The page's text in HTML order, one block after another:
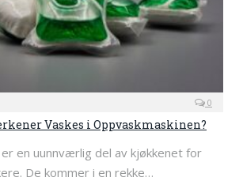
0
Vaskes i Oppvaskmaskinen?
en uunnværlig del av kjøkkenet for
De kommer i en rekke…